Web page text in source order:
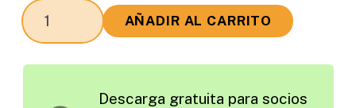
Revista
Carreteras
AÑADIR AL CARRITO
Descarga gratuita para socios